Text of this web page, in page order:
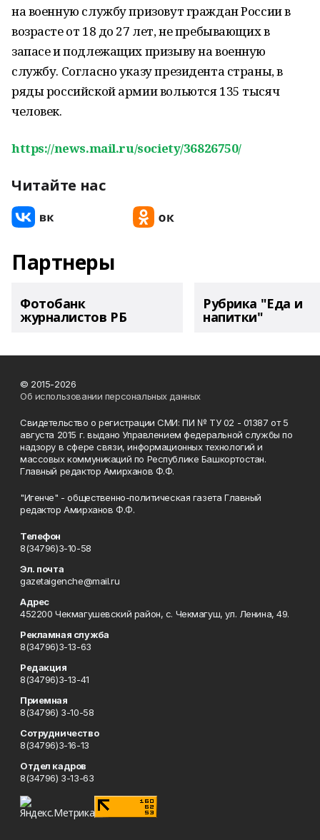
на военную службу призовут граждан России в
возрасте от 18 до 27 лет, не пребывающих в
запасе и подлежащих призыву на военную
службу. Согласно указу президента страны, в
ряды российской армии вольются 135 тысяч
человек.
https://news.mail.ru/society/36826750/
Читайте нас
Партнеры
Фотобанк
журналистов РБ
Рубрика "Еда и
напитки"
© 2015-2026
Об использовании персональных данных
Свидетельство о регистрации СМИ: ПИ № ТУ 02 - 01387 от 5
августа 2015 г. выдано Управлением федеральной службы по
надзору в сфере связи, информационных технологий и
массовых коммуникаций по Республике Башкортостан.
Главный редактор Амирханов Ф.Ф.
"Игенче" - общественно-политическая газета Главный
редактор Амирханов Ф.Ф.
Телефон
8(34796)3-10-58
Эл. почта
gazetaigenche@mail.ru
Адрес
452200 Чекмагушевский район, с. Чекмагуш, ул. Ленина, 49.
Рекламная служба
8(34796)3-13-63
Редакция
8(34796)3-13-41
Приемная
8(34796) 3-10-58
Сотрудничество
8(34796)3-16-13
Отдел кадров
8(34796) 3-13-63